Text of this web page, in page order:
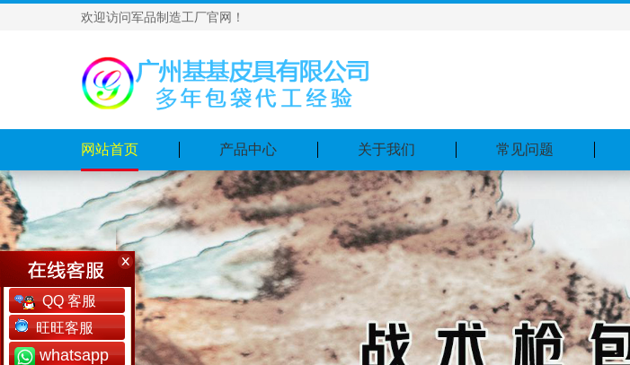
欢迎访问军品制造工厂官网！
网站首页 产品中心 关于我们 常见问题
QQ 客服
旺旺客服
whatsapp